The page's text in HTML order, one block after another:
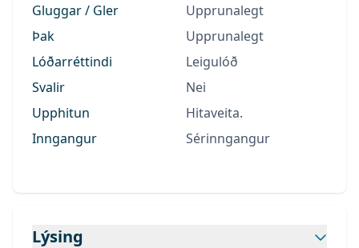
Gluggar / Gler
Upprunalegt
Þak
Upprunalegt
Lóðarréttindi
Leigulóð
Svalir
Nei
Upphitun
Hitaveita.
Inngangur
Sérinngangur
Lýsing